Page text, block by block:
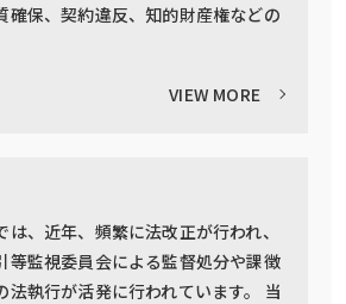
確保、契約違反、知的財産権などの
VIEW MORE
、近年、頻繁に法改正が行われ、
等監視委員会による監督処分や課徴
法執行が活発に行われています。 当